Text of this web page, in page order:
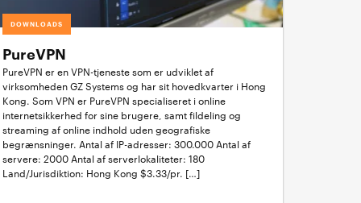
DOWNLOADS
PureVPN
PureVPN er en VPN-tjeneste som er udviklet af
virksomheden GZ Systems og har sit hovedkvarter i Hong
Kong. Som VPN er PureVPN specialiseret i online
internetsikkerhed for sine brugere, samt fildeling og
streaming af online indhold uden geografiske
begrænsninger. Antal af IP-adresser: 300.000 Antal af
servere: 2000 Antal af serverlokaliteter: 180
Land/Jurisdiktion: Hong Kong $3.33/pr. […]